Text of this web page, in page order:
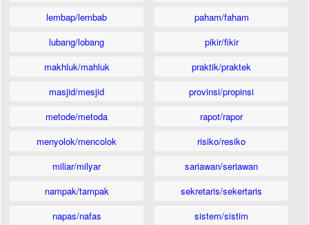
lembap/lembab
lubang/lobang
makhluk/mahluk
masjid/mesjid
metode/metoda
menyolok/mencolok
miliar/milyar
nampak/tampak
napas/nafas
paham/faham
pikir/fikir
praktik/praktek
provinsi/propinsi
rapot/rapor
risiko/resiko
sariawan/seriawan
sekretaris/sekertaris
sistem/sistim